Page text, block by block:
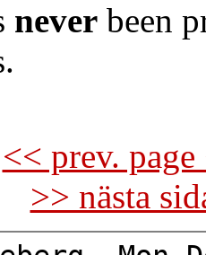
never been
<< prev.
>> nästa